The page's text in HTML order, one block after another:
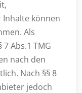
können
Als
Abs.1 TMG
nach den
Nach §§ 8
jedoch